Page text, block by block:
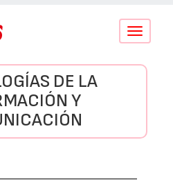
Conmutar
DE LA
Y